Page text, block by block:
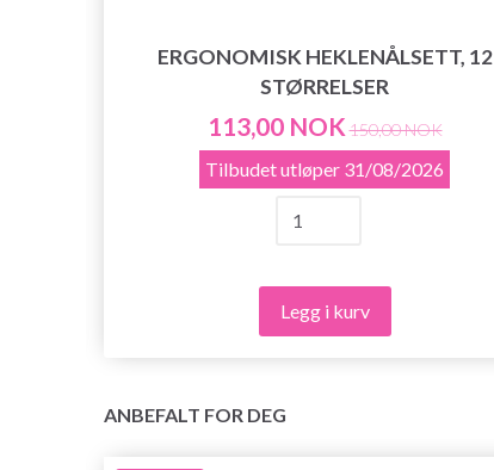
ERGONOMISK HEKLENÅLSETT, 12
STØRRELSER
113,00 NOK 150,00 NOK
Tilbudet utløper 31/08/2026
Legg i kurv
ANBEFALT FOR DEG